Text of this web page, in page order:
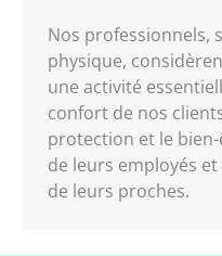
Nos professionnels,
physique,
une activité
confort de nos
protection et le
de leurs employés
de leurs proches.